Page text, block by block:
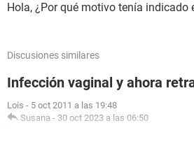
Hola, ¿Por qué motivo tenía indicado
Discusiones similares
Infección vaginal y ahora
Lois - 5 oct 2011 a las 19:48
Susana - 30 oct 2023 a las 06:50